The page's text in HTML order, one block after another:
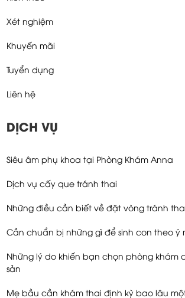
Xét nghiệm
Khuyến mãi
Tuyển dụng
Liên hệ
DỊCH VỤ
Siêu âm phụ khoa tại Phòng Khám Anna
Dịch vụ cấy que tránh thai
Những điều cần biết về đặt vòng tránh
Cần chuẩn bị những gì để sinh con theo ý
Những lý do khiến bạn chọn phòng khám
sản
Mẹ bầu cần khám thai định kỳ bao lâu